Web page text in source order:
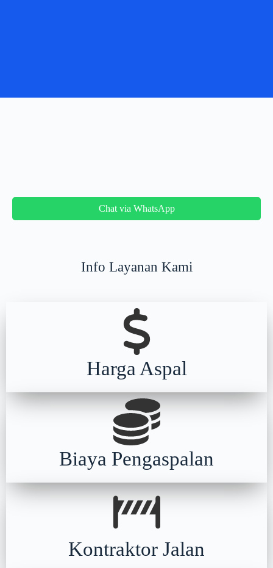
Chat via WhatsApp
Info Layanan Kami
Harga Aspal
Biaya Pengaspalan
Kontraktor Jalan